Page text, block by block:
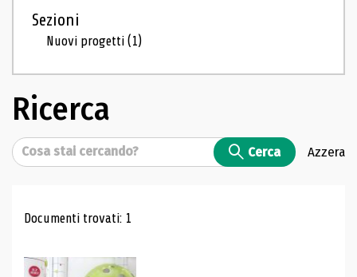
Sezioni
Nuovi progetti(1)
Ricerca
Cerca Cerca Azzera
Risultati di ricerca
Documenti trovati: 1